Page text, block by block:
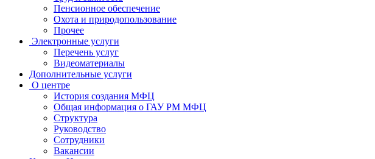
Пенсионное обеспечение
Охота и природопользование
Прочее
Электронные услуги
Перечень услуг
Видеоматериалы
Дополнительные услуги
О центре
История создания МФЦ
Общая информация о ГАУ РМ МФЦ
Структура
Руководство
Сотрудники
Вакансии